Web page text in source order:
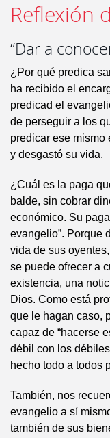
Reflexión
“Dar a
¿Por qué predica
ha recibido el
predicad el
de perseguir a los
predicar ese mismo
y desgastó su vida.
¿Cuál es la paga
balde, sin cobrar
económico. Su
evangelio”. Porque
vida de sus
se puede ofrecer a
existencia, una
Dios. Como está
que le hagan caso,
capaz de “hacerse
débil con los
hecho todo a todos
También, nos
evangelio a sí
también de sus